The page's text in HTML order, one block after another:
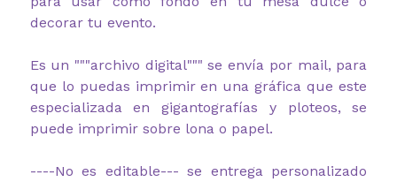
decorar tu evento.
Es un """archivo digital""" se envía por mail, para
que lo puedas imprimir en una gráfica que este
especializada en gigantografías y ploteos, se
puede imprimir sobre lona o papel.
----No es editable--- se entrega personalizado